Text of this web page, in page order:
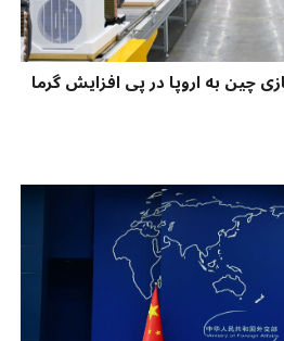
چین به اروپا در پی افزایش گرما